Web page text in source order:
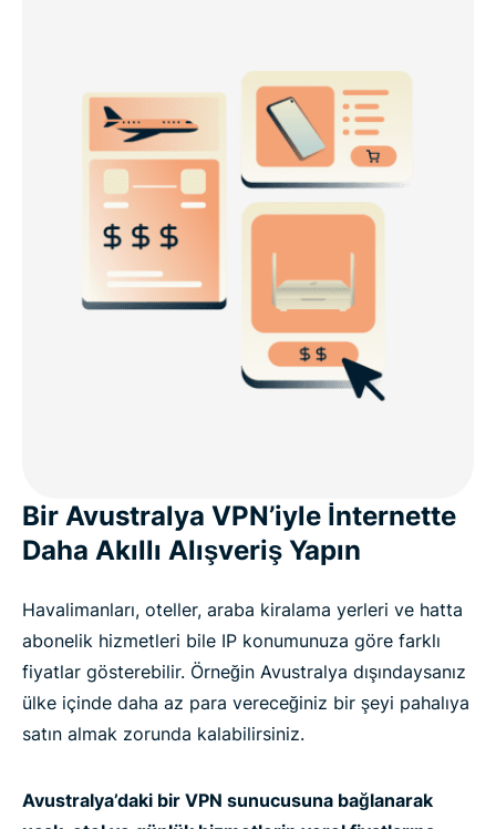
Bir Avustralya VPN’iyle İnternette
Daha Akıllı Alışveriş Yapın
Havalimanları, oteller, araba kiralama yerleri ve hatta
abonelik hizmetleri bile IP konumunuza göre farklı
fiyatlar gösterebilir. Örneğin Avustralya dışındaysanız
ülke içinde daha az para vereceğiniz bir şeyi pahalıya
satın almak zorunda kalabilirsiniz.
Avustralya’daki bir VPN sunucusuna bağlanarak